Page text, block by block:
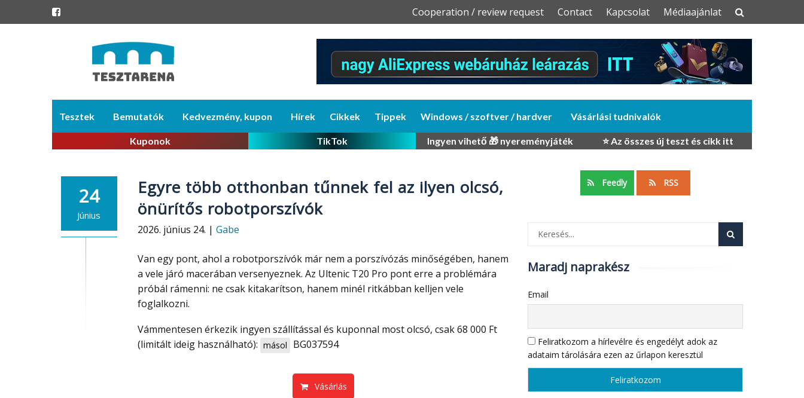
Skip
Cooperation / review request Contact Kapcsolat Médiaajánlat
content
Tesztek Bemutatók Kedvezmény, kupon Hírek Cikkek Tippek Windows / szoftver / hardver Vásárlási tudnivalók
Kuponok TikTok Ingyen vihető 🎁 nyereményjáték ⭐ Az összes új teszt és cikk itt
24
Június
Egyre több otthonban tűnnek fel az ilyen olcsó,
önürítős robotporszívók
2026. június 24. | Gabe
Van egy pont, ahol a robotporszívók már nem a porszívózás minőségében, hanem
a vele járó macerában versenyeznek. Az Ultenic T20 Pro pont erre a problémára
próbál rámenni: ne csak kitakarítson, hanem minél ritkábban kelljen vele
foglalkozni.
Vámmentesen érkezik ingyen szállítással és kuponnal most olcsó, csak 68 000 Ft
(limitált ideig használható): másol BG037594
Vásárlás
Feedly RSS
Maradj naprakész
Email
Feliratkozom a hírlevélre és engedélyt adok az
adataim tárolására ezen az űrlapon keresztül